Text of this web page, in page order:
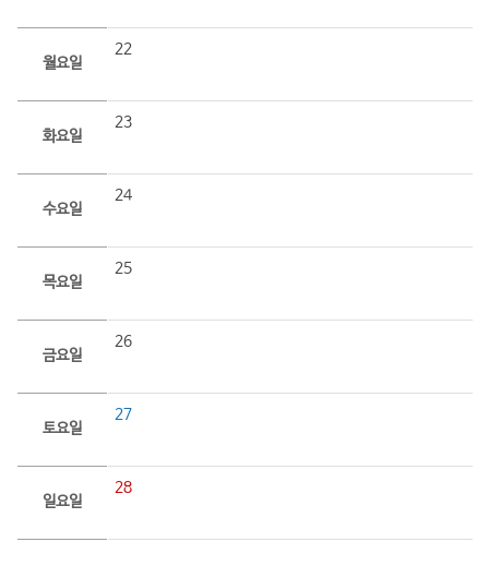
월요일
22
화요일
23
수요일
24
목요일
25
금요일
26
토요일
27
일요일
28